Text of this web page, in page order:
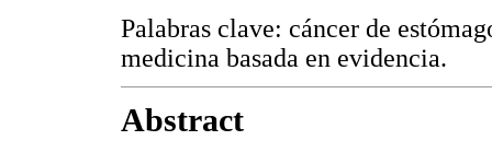
Palabras clave: cáncer de
medicina basada en evidencia.
Abstract